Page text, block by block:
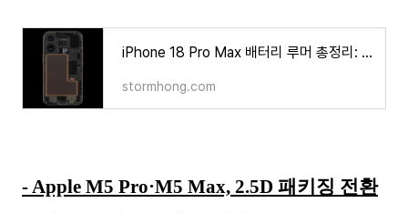
iPhone 18 Pro Max 배터리 루머 총정리: eSIM 모델 5200mAh까지?
stormhong.com
- Apple M5 Pro·M5 Max, 2.5D 패키징 전환